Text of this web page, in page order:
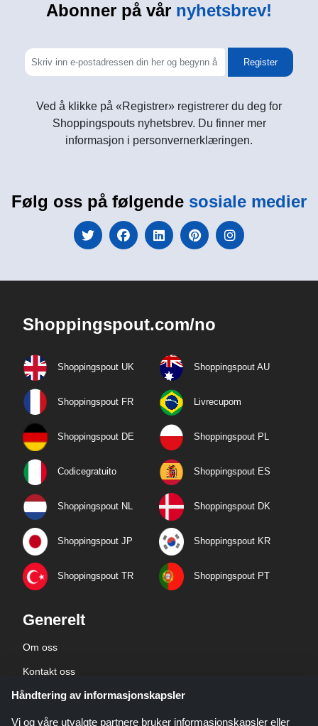
Abonner på vår nyhetsbrev!
Register
Ved å klikke på «Registrer» registrerer du deg for
Shoppingspouts nyhetsbrev. Du finner mer
informasjon i personvernerklæringen.
Følg oss på følgende sosiale medier
Shoppingspout.com/no
Shoppingspout UK Shoppingspout AU
Shoppingspout FR Livrecupom
Shoppingspout DE Shoppingspout PL
Codicegratuito Shoppingspout ES
Shoppingspout NL Shoppingspout DK
Shoppingspout JP Shoppingspout KR
Shoppingspout TR Shoppingspout PT
Generelt
Om oss
Kontakt oss
Bedriftsinformasjon
personvernerklæring
Håndtering av informasjonskapsler
Vi og våre utvalgte partnere bruker informasjonskapsler eller